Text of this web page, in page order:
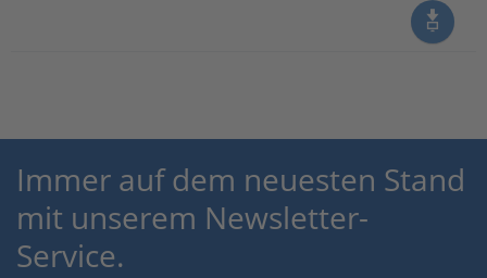
Immer auf dem neuesten Stand
mit unserem Newsletter-
Service.